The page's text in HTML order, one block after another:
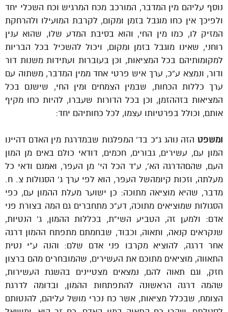
נוסף עליהם מין המדבר, המורכב מכח המרגיש וכח השכלי יחד
ולפיכך אין כחו מוגבל בזמן ומקום, לקרבת המועילו ולהרחקת
המזיק לו, כמו מין החי, והוא בסיבת המדע שלו, שהוא ענין
רוחני, שאינו מוגבל בזמן ומקום, ויכול להשכיל בכל הבריות
למקומותיהם בכל המציאות, וכן בעוברות ועתידות משנות דור
ודור, ונמצא ע”כ, ערך איש פרטי אחד ממין המדבר, משתוה עם
ערך כללות הכחות, שבמין הצמחים ומין החי, שישנם בכל
המציאות בזההזמן, וכן בכל הדורות שעברו, להיות כחו מקיף
אותם, וכולל בפרטיותו עצמו, לכל כחותיהם יחד:
ומשפט הזה נוהג ג”כ בד’ המפלגות שבמדרגת מין האדם דהיינו
המון עם, עשירים, גבורים, חכמים, דודאי כולם באים מן המון
העם, שהםהדרגה הא’, ע”ד הכל הי’ מן העפר, ואמנם ודאי כל
מעלתה, וזכות קיומהשל העפר, הוא לפי ערך ג’ הסגולות צ. ח.
מדבר, שהיא מוציאה מתוכה: כן ישוער מעלת ההמון עם, כפי
הסגולות שמוציאים מתוכה, דע”כ מתחברים גם המה בצורת פני
אדם: ולמען זה, הטביע השי”ת, בכללות ההמון, ג’ הנטיות,
שנקראים קנאה, ותאוה, וכבוד, שבחמתם מתפתח ההמון דרגה
אחר דרגה, להוציא מקרבו פני אדם שלם: והנה ע”י נטית
התאווה, מוציאים מתוכם את העשירים, שהמובחרים מהם ברצון
חזק, וגם תאוה להם, נמצאים מצטיינים בהשגת העשירות,
שהמה דרגה הראשונה להתפתחות ההמון, ובדומה לדרגת
הצומח, שבכלל מציאות, אשר כח נכרי מושל עליהם, להנטותם